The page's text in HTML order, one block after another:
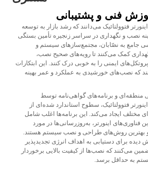
فنی و پشتیبانی
فتوولتائیک می‌دانند که رشد بازار به توسعه
نصب و نگهداری در سراسر زنجیره تأمین بستگی
جامع به نصّابان، مجتمع‌سازهای سیستم و
کمک می‌کنند تا رویه‌های صحیح نصب،
ایمنی را به خوبی درک کنند. این ابتکارات
که نصب‌های خورشیدی به عملکرد و عمر بهینه
و برنامه‌های گواهی‌نامه توسط
فتوولتائیک، سطوح استاندارد شده‌ای از
مختلف ایجاد می‌کند. این برنامه‌ها اغلب شامل
فناوری‌های اینورتر، به‌روزرسانی‌ها در مورد
و بهترین روش‌های طراحی و نصب سیستم هستند.
برای دستیابی به اهداف انرژی تجدیدپذیر
می‌کنند که نصب‌ها از کیفیت بالایی برخوردار
به حداقل برسد.